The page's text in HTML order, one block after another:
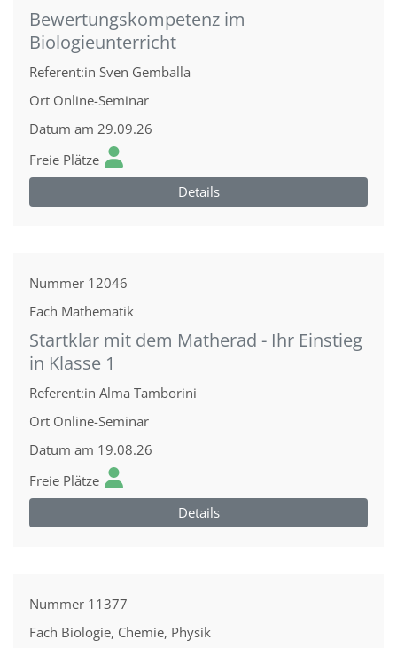
Bewertungskompetenz im
Biologieunterricht
Referent:in Sven Gemballa
Ort Online-Seminar
Datum am 29.09.26
Freie Plätze
Details
Nummer 12046
Fach Mathematik
Startklar mit dem Matherad - Ihr Einstieg
in Klasse 1
Referent:in Alma Tamborini
Ort Online-Seminar
Datum am 19.08.26
Freie Plätze
Details
Nummer 11377
Fach Biologie, Chemie, Physik